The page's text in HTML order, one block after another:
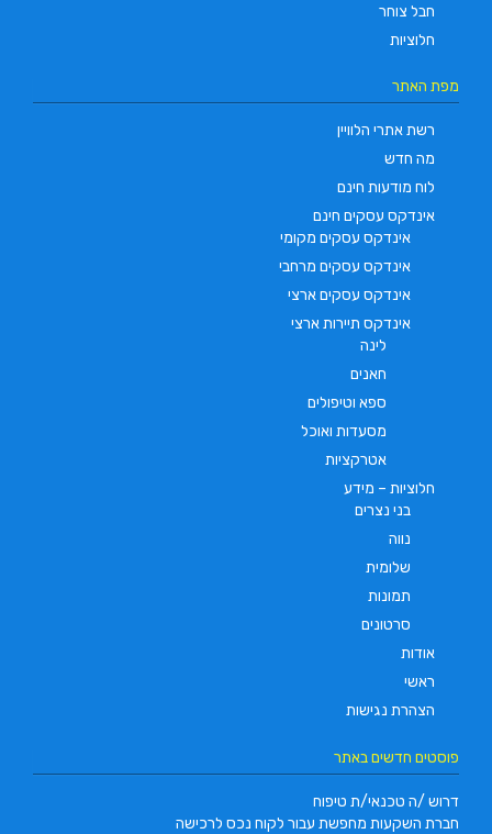
חבל צוחר
חלוציות
מפת האתר
רשת אתרי הלוויין
מה חדש
לוח מודעות חינם
אינדקס עסקים חינם
אינדקס עסקים מקומי
אינדקס עסקים מרחבי
אינדקס עסקים ארצי
אינדקס תיירות ארצי
לינה
חאנים
ספא וטיפולים
מסעדות ואוכל
אטרקציות
חלוציות – מידע
בני נצרים
נווה
שלומית
תמונות
סרטונים
אודות
ראשי
הצהרת נגישות
פוסטים חדשים באתר
דרוש /ה טכנאי/ת טיפוח
חברת השקעות מחפשת עבור לקוח נכס לרכישה